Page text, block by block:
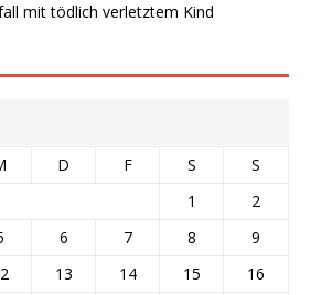
mit tödlich verletztem Kind
D F S
S
1
2
6 7 8
9
13 14 15
16